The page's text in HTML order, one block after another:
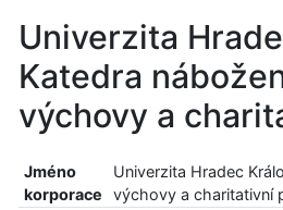
Univerzita
Katedra
výchovy a
Jméno
korporace
Univerzita Hradec
výchovy a charitativní